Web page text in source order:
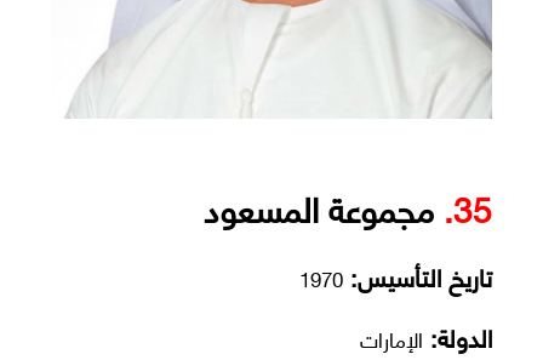
35. مجموعة المسعود
تاريخ التأسيس:1970
الدولة: الإمارات